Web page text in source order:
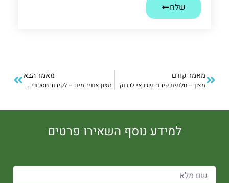
שלח
מאמר קודם
מצנן – חלופת קירור שכדאי לבדוק
מאמר הבא
מצנן אוויר מים – לקירור חסכוני ויעיל
למידע נוסף השאירו פרטים